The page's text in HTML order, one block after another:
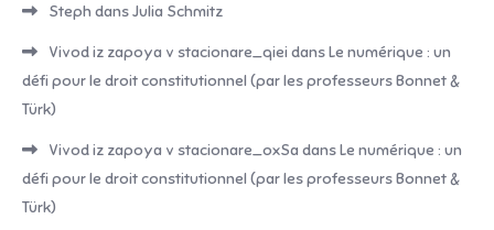
Steph dansJulia Schmitz
Vivod iz zapoya v stacionare_qiei dansLe numérique : un
défi pour le droit constitutionnel (par les professeurs Bonnet &
Türk)
Vivod iz zapoya v stacionare_oxSa dansLe numérique : un
défi pour le droit constitutionnel (par les professeurs Bonnet &
Türk)